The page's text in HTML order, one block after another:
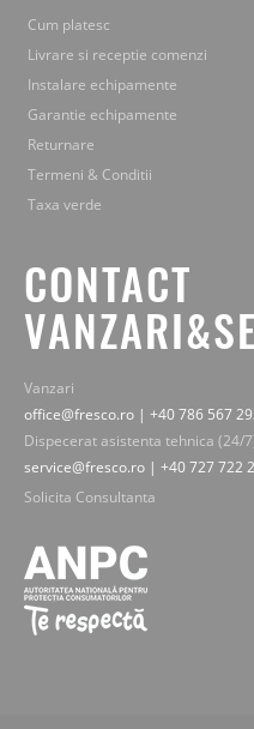
Cum platesc
Livrare si receptie comenzi
Instalare echipamente
Garantie echipamente
Returnare
Termeni & Conditii
Taxa verde
CONTACT
Vanzari
office@fresco.ro | +40 786 567
Dispecerat asistenta tehnica (24/
service@fresco.ro | +40 727 722
Solicita Consultanta